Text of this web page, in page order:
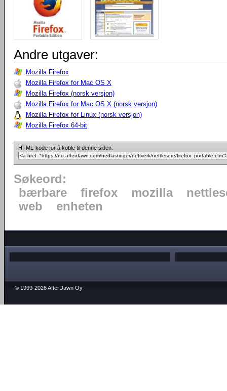
Andre utgaver:
Mozilla Firefox
Mozilla Firefox for Mac OS X
Mozilla Firefox (norsk versjon)
Mozilla Firefox for Mac OS X (norsk versjon)
Mozilla Firefox for Linux (norsk versjon)
Mozilla Firefox 64-bit
HTML-kode for å koble til denne siden:
Søkeord:
bærbare
firefox mozilla
web
enheten
© 1999-2026 AfterDawn Oy